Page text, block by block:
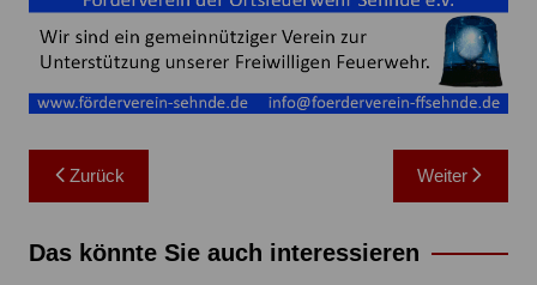
Beitragsnavigation
Zurück Weiter
Das könnte Sie auch interessieren